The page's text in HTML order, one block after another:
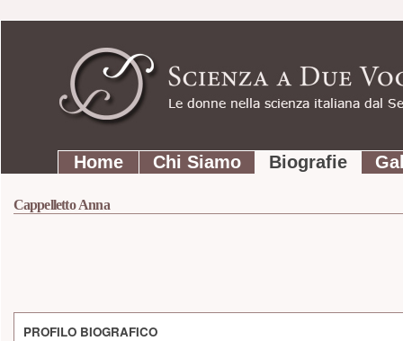
contenuti.
Strumenti
personali
SezioniHome Chi Siamo Biografie
Cappelletto Anna
PROFILO BIOGRAFICO